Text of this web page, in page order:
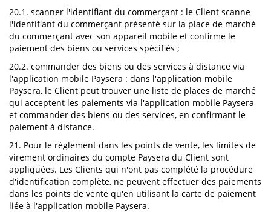
20.1. scanner l'identifiant du commerçant : le Client scanne
l'identifiant du commerçant présenté sur la place de marché
du commerçant avec son appareil mobile et confirme le
paiement des biens ou services spécifiés ;
20.2. commander des biens ou des services à distance via
l'application mobile Paysera : dans l'application mobile
Paysera, le Client peut trouver une liste de places de marché
qui acceptent les paiements via l'application mobile Paysera
et commander des biens ou des services, en confirmant le
paiement à distance.
21. Pour le règlement dans les points de vente, les limites de
virement ordinaires du compte Paysera du Client sont
appliquées. Les Clients qui n'ont pas complété la procédure
d'identification complète, ne peuvent effectuer des paiements
dans les points de vente qu'en utilisant la carte de paiement
liée à l'application mobile Paysera.